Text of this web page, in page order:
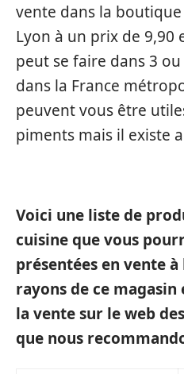
vente dans la
Lyon à un prix de 9,90
peut se faire dans 3
dans la France
peuvent vous être
piments mais il existe
Voici une liste de
cuisine que vous
présentées en vente
rayons de ce
la vente sur le web
que nous